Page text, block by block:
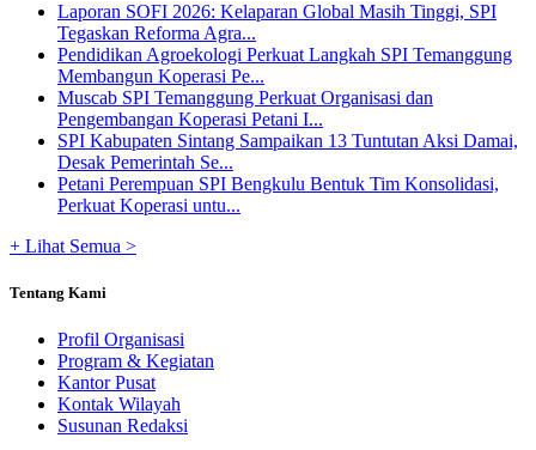
Laporan SOFI 2026: Kelaparan Global Masih Tinggi, SPI
Tegaskan Reforma Agra...
Pendidikan Agroekologi Perkuat Langkah SPI Temanggung
Membangun Koperasi Pe...
Muscab SPI Temanggung Perkuat Organisasi dan
Pengembangan Koperasi Petani I...
SPI Kabupaten Sintang Sampaikan 13 Tuntutan Aksi Damai,
Desak Pemerintah Se...
Petani Perempuan SPI Bengkulu Bentuk Tim Konsolidasi,
Perkuat Koperasi untu...
+ Lihat Semua >
Tentang Kami
Profil Organisasi
Program & Kegiatan
Kantor Pusat
Kontak Wilayah
Susunan Redaksi